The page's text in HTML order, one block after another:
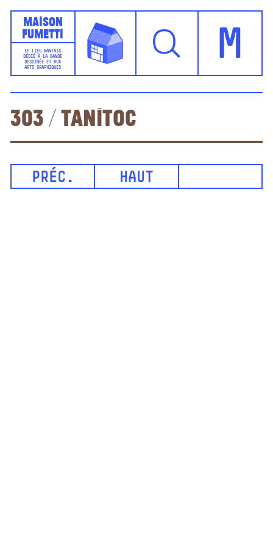
Maison
Fumetti
LE LIEU NANTAIS
DÉDIÉ À LA BANDE
DESSINÉE ET AUX
ARTS GRAPHIQUES
M
303 / Tanitoc
PRÉC. HAUT